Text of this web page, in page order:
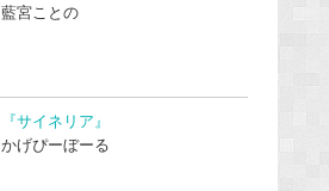
藍宮ことの
『サイネリア』
かげぴーぼーる